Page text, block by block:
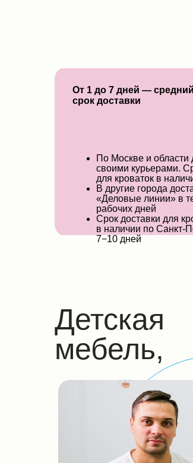
От 1 до 7 дней — средний
срок доставки
По Москве и области
своими курьерами.
для кроваток в
В другие города
«Деловые линии» в
рабочих дней
Срок доставки для
в наличии по Санкт-
7−10 дней
Детская
мебель,